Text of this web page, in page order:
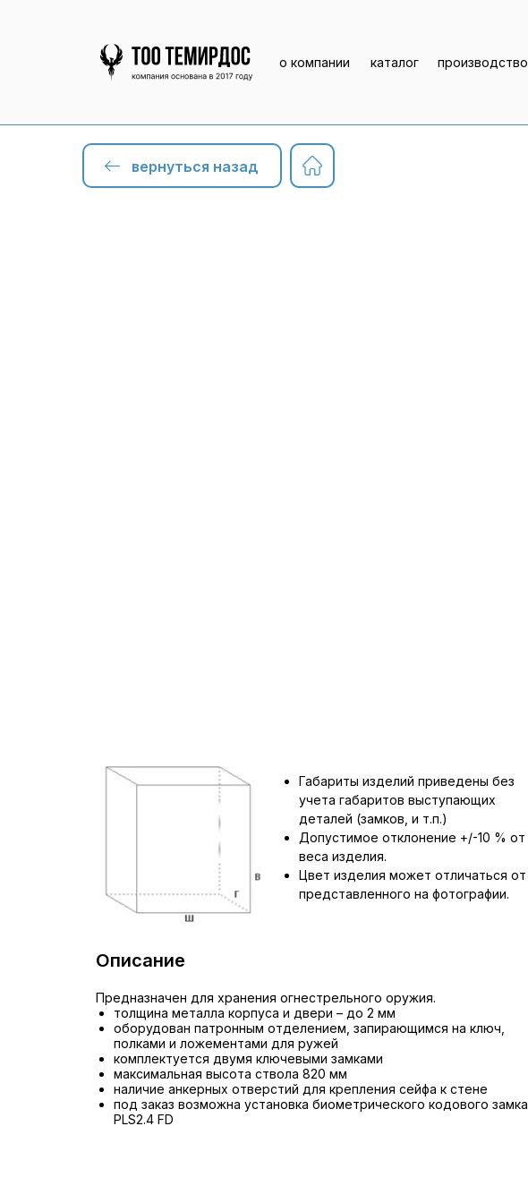
производство
каталог
о компании
вернуться назад
Описание
Предназначен для хранения огнестрельного оружия.
толщина металла корпуса и двери – до 2 мм
оборудован патронным отделением, запирающимся на ключ,
полками и ложементами для ружей
комплектуется двумя ключевыми замками
максимальная высота ствола 820 мм
наличие анкерных отверстий для крепления сейфа к стене
под заказ возможна установка биометрического кодового замка
PLS2.4 FD
Габариты изделий приведены без
учета габаритов выступающих
деталей (замков, и т.п.)
Допустимое отклонение +/-10 % от
веса изделия.
Цвет изделия может отличаться от
представленного на фотографии.